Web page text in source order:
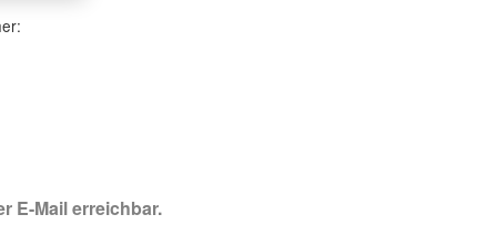
E-Mail erreichbar.